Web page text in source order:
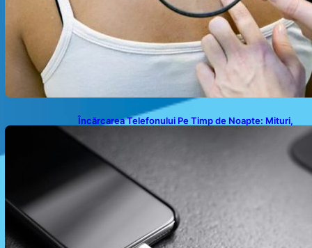
Încărcarea Telefonului Pe Timp de Noapte: Mituri,